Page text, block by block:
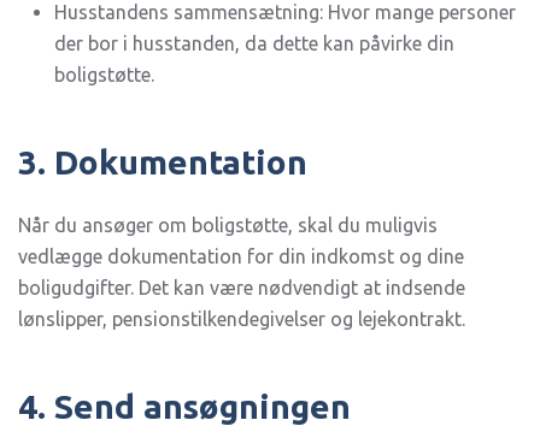
Husstandens sammensætning: Hvor mange personer
der bor i husstanden, da dette kan påvirke din
boligstøtte.
3. Dokumentation
Når du ansøger om boligstøtte, skal du muligvis
vedlægge dokumentation for din indkomst og dine
boligudgifter. Det kan være nødvendigt at indsende
lønslipper, pensionstilkendegivelser og lejekontrakt.
4. Send ansøgningen